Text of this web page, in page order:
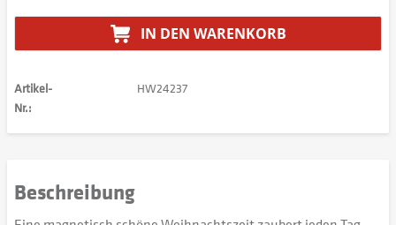
IN DEN WARENKORB
Artikel-
Nr.:
HW24237
Beschreibung